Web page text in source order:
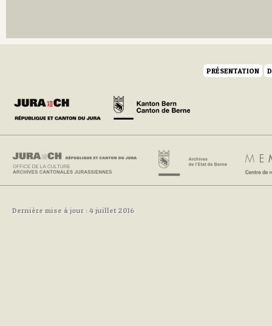
PRÉSENTATION
Dernière mise à jour : 4 juillet 2016